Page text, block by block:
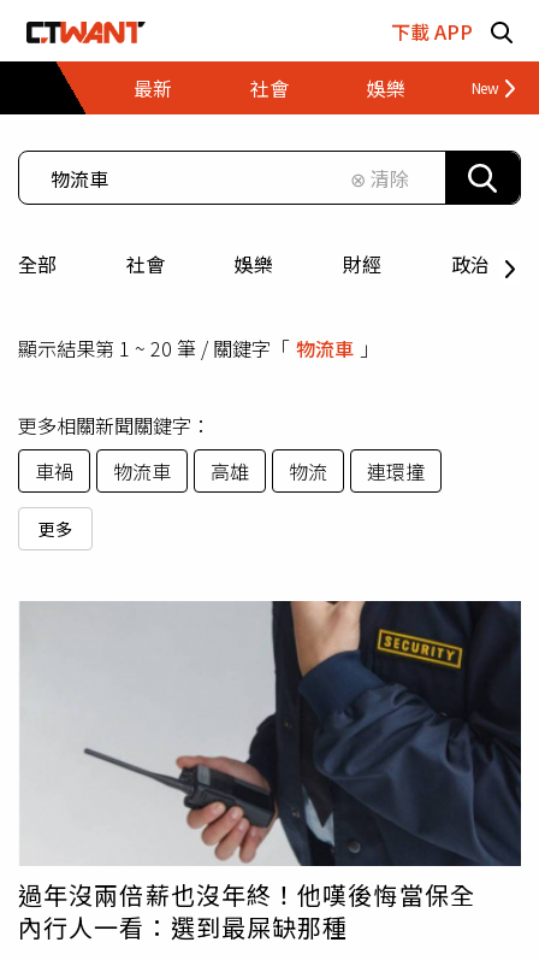
下載 APP
最新
社會 娛樂 財經
⊗ 清除
全部 社會 娛樂 財經 政治
顯示結果第 1 ~ 20 筆 / 關鍵字「 物流車 」
更多相關新聞關鍵字：
車禍
物流車 高雄 物流 連環撞
更多
過年沒兩倍薪也沒年終！他嘆後悔當保全
內行人一看：選到最屎缺那種